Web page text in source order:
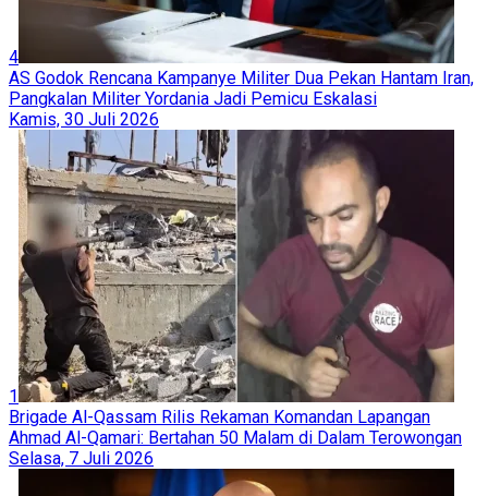
AS Godok Rencana Kampanye Militer Dua Pekan Hantam Iran,
Pangkalan Militer Yordania Jadi Pemicu Eskalasi
Kamis, 30 Juli 2026